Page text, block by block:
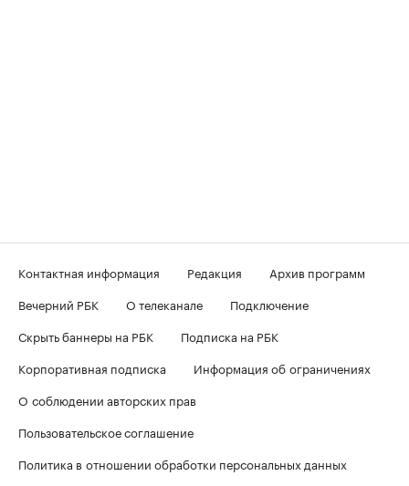
Контактная информация Редакция
Архив программ
Вечерний РБК
О телеканале
Подключение
Скрыть баннеры на РБК
Подписка на РБК
Корпоративная подписка
Информация об ограничениях
О соблюдении авторских прав
Пользовательское соглашение
Политика в отношении обработки персональных данных